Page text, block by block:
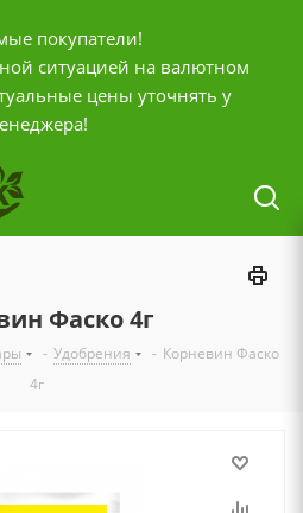
покупатели!
ситуацией на валютном
цены уточнять у
с10:00 до 20:00
Фаско 4г
- Удобрения - Корневин Фаско
4г